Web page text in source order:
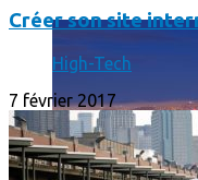
Créer son site
High-Tech
7 février 2017